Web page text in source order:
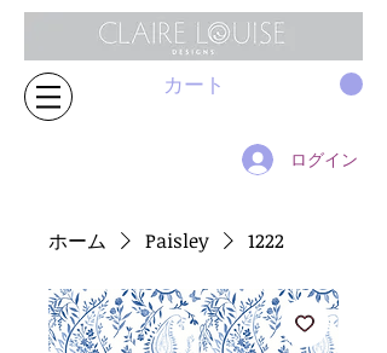
カート
ログイン
ホーム Paisley 1222